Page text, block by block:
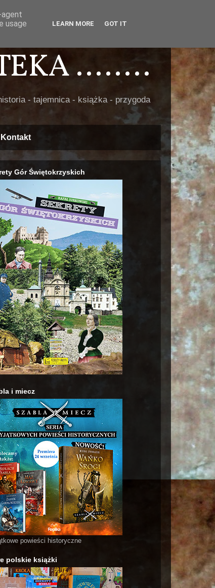
........
- tajemnica - książka - przygoda
Kontakt
Gór Świętokrzyskich
i miecz
powieści historyczne
polskie książki
usage
LEARN MORE GOT IT